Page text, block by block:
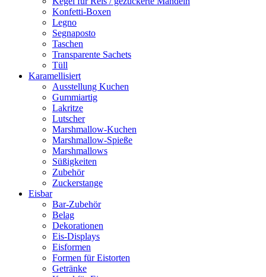
Konfetti-Boxen
Legno
Segnaposto
Taschen
Transparente Sachets
Tüll
Karamellisiert
Ausstellung Kuchen
Gummiartig
Lakritze
Lutscher
Marshmallow-Kuchen
Marshmallow-Spieße
Marshmallows
Süßigkeiten
Zubehör
Zuckerstange
Eisbar
Bar-Zubehör
Belag
Dekorationen
Eis-Displays
Eisformen
Formen für Eistorten
Getränke